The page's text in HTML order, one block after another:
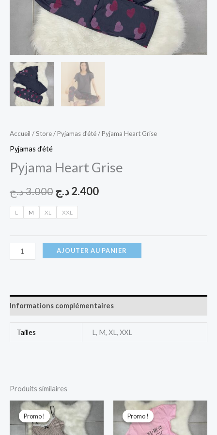
Accueil /Store/Pyjamas d'été/ Pyjama Heart Grise
Pyjamas d'été
Pyjama Heart Grise
3.000د.ج 2.400د.ج
L M XL XXL
AJOUTER AU PANIER
Informations complémentaires
Tailles L, M, XL, XXL
Produits similaires
Promo !
Promo !
Le
prix
initial
était :
Le
prix
actuel
est :
Promo !
Promo !
Le
prix
initial
était :
Le
prix
actuel
est :